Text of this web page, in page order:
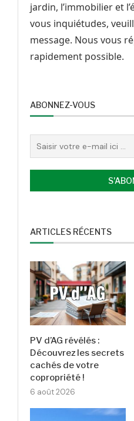
jardin, l’immobilier et
vous inquiétudes,
message. Nous vous
rapidement possible.
ABONNEZ-VOUS
ARTICLES RÉCENTS
PV d’AG révélés :
Découvrez les secrets
cachés de votre
copropriété !
6 août 2026